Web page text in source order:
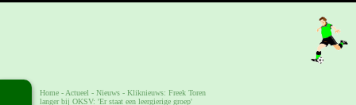
Home - Actueel - Nieuws - Kliknieuws: Freek Toren
langer bij OKSV: 'Er staat een leergierige groep'